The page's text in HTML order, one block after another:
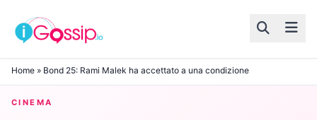
Skip to content
Home » Bond 25: Rami Malek ha accettato a una condizione
CINEMA